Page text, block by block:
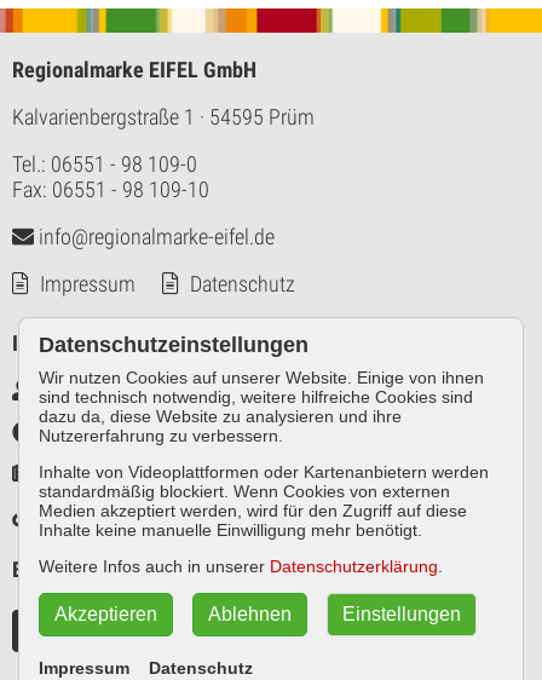
Regionalmarke EIFEL GmbH
Kalvarienbergstraße 1 · 54595 Prüm
Tel.: 06551 - 98 109-0
Fax: 06551 - 98 109-10
info@regionalmarke-eifel.de
Impressum
Datenschutz
Infos
Markennutzer intern
Infothek
Pressespiegel
Links
Besuchen Sie uns auch auf
Datenschutzeinstellungen
Wir nutzen Cookies auf unserer Website. Einige von ihnen
sind technisch notwendig, weitere hilfreiche Cookies sind
dazu da, diese Website zu analysieren und ihre
Nutzererfahrung zu verbessern.
Inhalte von Videoplattformen oder Kartenanbietern werden
standardmäßig blockiert. Wenn Cookies von externen
Medien akzeptiert werden, wird für den Zugriff auf diese
Inhalte keine manuelle Einwilligung mehr benötigt.
Weitere Infos auch in unserer Datenschutzerklärung
Impressum Datenschutz
Einstellungen
Ablehnen
Akzeptieren